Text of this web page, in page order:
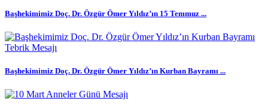
Başhekimimiz Doç. Dr. Özgür Ömer Yıldız’ın 15 Temmuz ...
Başhekimimiz Doç. Dr. Özgür Ömer Yıldız’ın Kurban Bayramı ...